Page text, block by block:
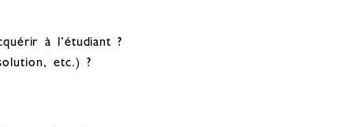
à l’étudiant ?
etc.) ?